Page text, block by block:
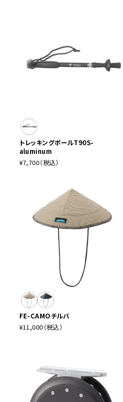
トレッキングポールT90S-
aluminum
¥7,700（税込）
FE-CAMOチルバ
¥11,000 （税込）